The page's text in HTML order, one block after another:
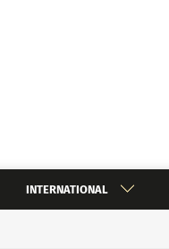
INTERNATIONAL